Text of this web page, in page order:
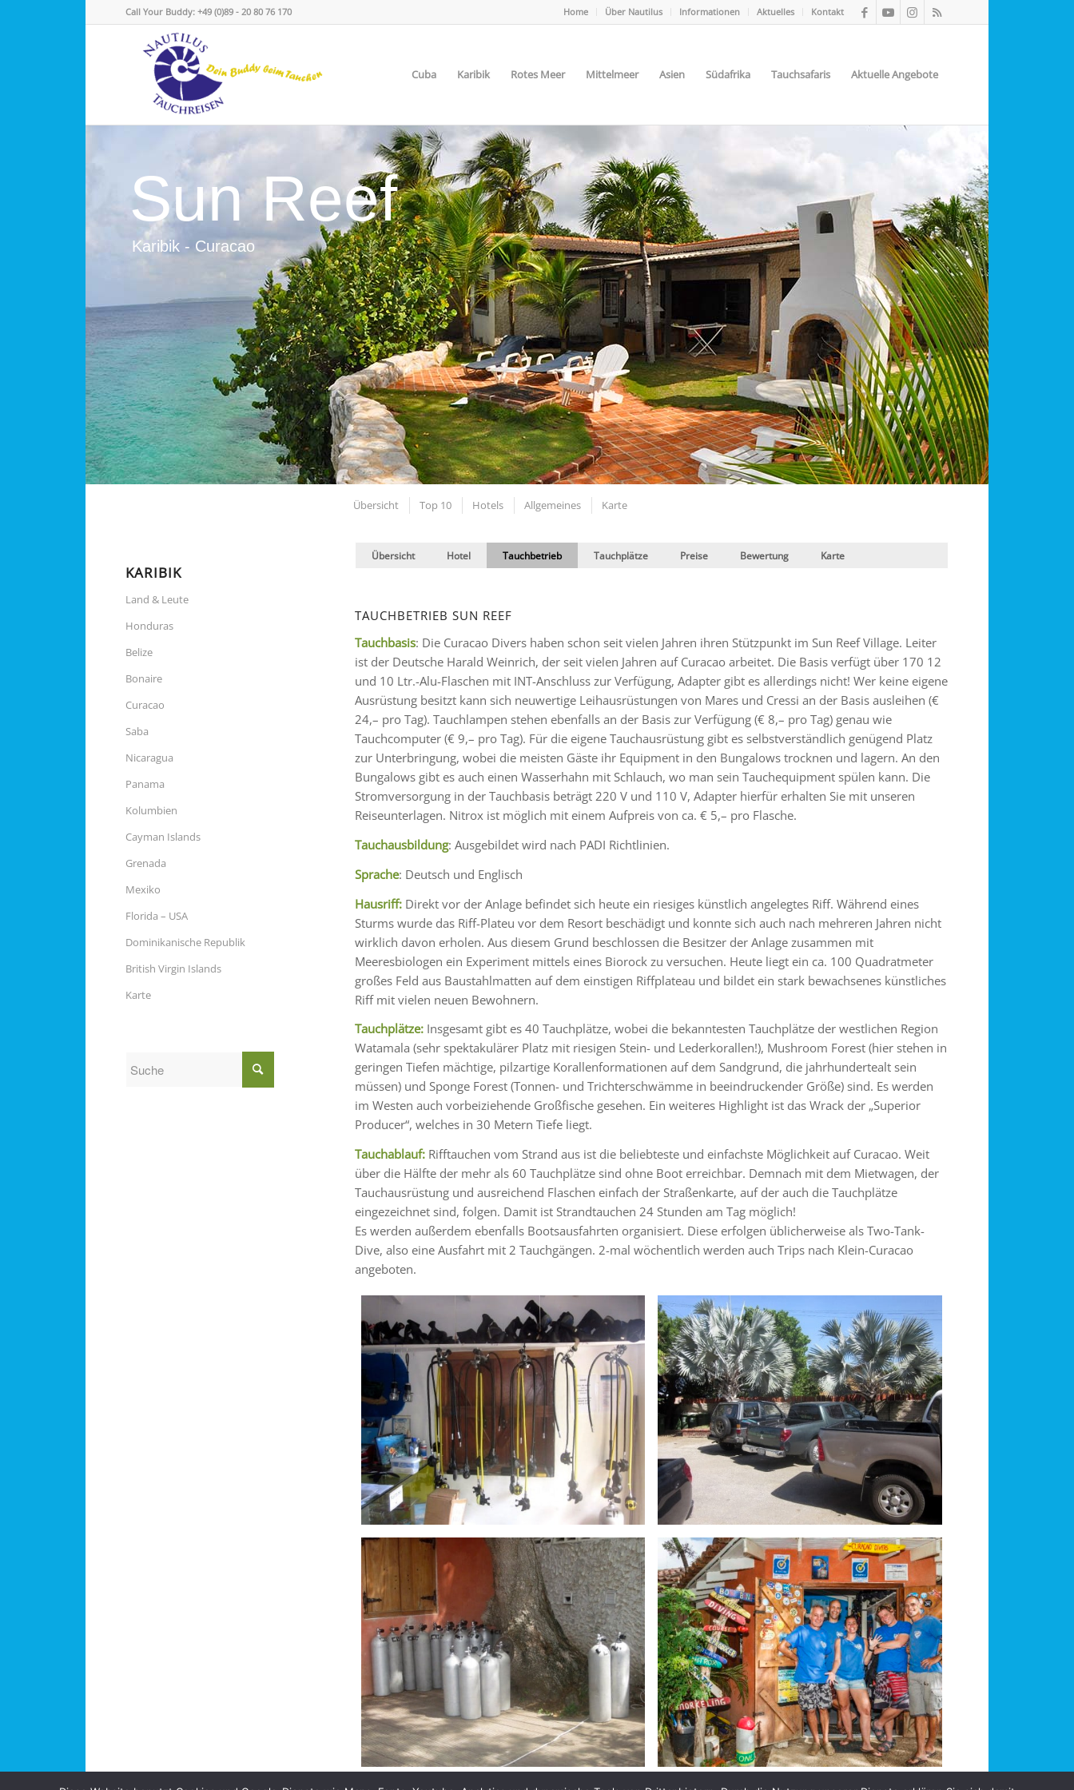
Home Über Nautilus Informationen Aktuelles Kontakt
Call Your Buddy: +49 (0)89 - 20 80 76 170
Cuba Karibik Rotes Meer Mittelmeer Asien Südafrika Tauchsafaris Aktuelle Angebote
Sun Reef
Karibik - Curacao
Übersicht Top 10 Hotels Allgemeines Karte
Übersicht Hotel Tauchbetrieb Tauchplätze Preise Bewertung Karte
TAUCHBETRIEB SUN REEF
Tauchbasis: Die Curacao Divers haben schon seit vielen Jahren ihren Stützpunkt im Sun Reef Village. Leiter
ist der Deutsche Harald Weinrich, der seit vielen Jahren auf Curacao arbeitet. Die Basis verfügt über 170 12
und 10 Ltr.-Alu-Flaschen mit INT-Anschluss zur Verfügung, Adapter gibt es allerdings nicht! Wer keine eigene
Ausrüstung besitzt kann sich neuwertige Leihausrüstungen von Mares und Cressi an der Basis ausleihen (€
24,– pro Tag). Tauchlampen stehen ebenfalls an der Basis zur Verfügung (€ 8,– pro Tag) genau wie
Tauchcomputer (€ 9,– pro Tag). Für die eigene Tauchausrüstung gibt es selbstverständlich genügend Platz
zur Unterbringung, wobei die meisten Gäste ihr Equipment in den Bungalows trocknen und lagern. An den
Bungalows gibt es auch einen Wasserhahn mit Schlauch, wo man sein Tauchequipment spülen kann. Die
Stromversorgung in der Tauchbasis beträgt 220 V und 110 V, Adapter hierfür erhalten Sie mit unseren
Reiseunterlagen. Nitrox ist möglich mit einem Aufpreis von ca. € 5,– pro Flasche.
Tauchausbildung: Ausgebildet wird nach PADI Richtlinien.
Sprache: Deutsch und Englisch
Hausriff: Direkt vor der Anlage befindet sich heute ein riesiges künstlich angelegtes Riff. Während eines
Sturms wurde das Riff-Plateu vor dem Resort beschädigt und konnte sich auch nach mehreren Jahren nicht
wirklich davon erholen. Aus diesem Grund beschlossen die Besitzer der Anlage zusammen mit
Meeresbiologen ein Experiment mittels eines Biorock zu versuchen. Heute liegt ein ca. 100 Quadratmeter
großes Feld aus Baustahlmatten auf dem einstigen Riffplateau und bildet ein stark bewachsenes künstliches
Riff mit vielen neuen Bewohnern.
Tauchplätze:Insgesamt gibt es 40 Tauchplätze, wobei die bekanntesten Tauchplätze der westlichen Region
Watamala (sehr spektakulärer Platz mit riesigen Stein- und Lederkorallen!), Mushroom Forest (hier stehen in
geringen Tiefen mächtige, pilzartige Korallenformationen auf dem Sandgrund, die jahrhundertealt sein
müssen) und Sponge Forest (Tonnen- und Trichterschwämme in beeindruckender Größe) sind. Es werden
im Westen auch vorbeiziehende Großfische gesehen. Ein weiteres Highlight ist das Wrack der „Superior
Producer“, welches in 30 Metern Tiefe liegt.
Tauchablauf:Rifftauchen vom Strand aus ist die beliebteste und einfachste Möglichkeit auf Curacao. Weit
über die Hälfte der mehr als 60 Tauchplätze sind ohne Boot erreichbar. Demnach mit dem Mietwagen, der
Tauchausrüstung und ausreichend Flaschen einfach der Straßenkarte, auf der auch die Tauchplätze
eingezeichnet sind, folgen. Damit ist Strandtauchen 24 Stunden am Tag möglich!
Es werden außerdem ebenfalls Bootsausfahrten organisiert. Diese erfolgen üblicherweise als Two-Tank-
Dive, also eine Ausfahrt mit 2 Tauchgängen. 2-mal wöchentlich werden auch Trips nach Klein-Curacao
angeboten.
KARIBIK
Land & Leute
Honduras
Belize
Bonaire
Curacao
Saba
Nicaragua
Panama
Kolumbien
Cayman Islands
Grenada
Mexiko
Florida – USA
Dominikanische Republik
British Virgin Islands
Karte